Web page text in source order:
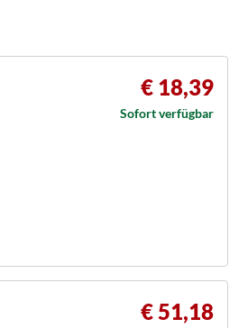
€ 18,39
Sofort verfügbar
€ 51,18